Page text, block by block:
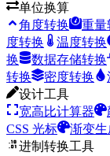
单位换算
角度转换
重量
度转换
温度转换
换
数据存储转换
转换
密度转换
设计工具
宽高比计算器
CSS 光标
渐变生
进制转换工具